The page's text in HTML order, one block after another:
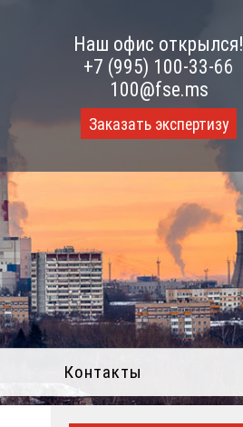
Наш офис открылся!
+7 (995) 100-33-66
100@fse.ms
Заказать экспертизу
Контакты